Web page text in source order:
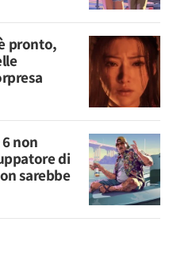
pronto,
non
di
sarebbe